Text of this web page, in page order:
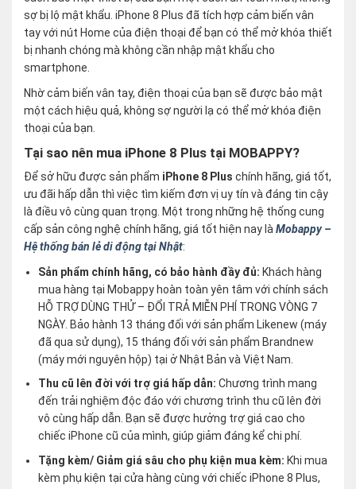
sợ bị lộ mật khẩu. iPhone 8 Plus đã tích hợp cảm biến vân
tay với nút Home của điện thoại để bạn có thể mở khóa thiết
bị nhanh chóng mà không cần nhập mật khẩu cho
smartphone.
Nhờ cảm biến vân tay, điện thoại của bạn sẽ được bảo mật
một cách hiệu quả, không sợ người lạ có thể mở khóa điện
thoại của bạn.
Tại sao nên mua iPhone 8 Plus tại MOBAPPY?
Để sở hữu được sản phẩm iPhone 8 Plus chính hãng, giá tốt,
ưu đãi hấp dẫn thì việc tìm kiếm đơn vị uy tín và đáng tin cậy
là điều vô cùng quan trọng. Một trong những hệ thống cung
cấp sản công nghệ chính hãng, giá tốt hiện nay là Mobappy –
Hệ thống bán lẻ di động tại Nhật:
Sản phẩm chính hãng, có bảo hành đầy đủ: Khách hàng
mua hàng tại Mobappy hoàn toàn yên tâm với chính sách
HỖ TRỢ DÙNG THỬ – ĐỔI TRẢ MIỄN PHÍ TRONG VÒNG 7
NGÀY. Bảo hành 13 tháng đối với sản phẩm Likenew (máy
đã qua sử dụng), 15 tháng đối với sản phẩm Brandnew
(máy mới nguyên hộp) tại ở Nhật Bản và Việt Nam.
Thu cũ lên đời với trợ giá hấp dẫn:Chương trình mang
đến trải nghiệm độc đáo với chương trình thu cũ lên đời
vô cùng hấp dẫn. Bạn sẽ được hưởng trợ giá cao cho
chiếc iPhone cũ của mình, giúp giảm đáng kể chi phí.
Tặng kèm/ Giảm giá sâu cho phụ kiện mua kèm: Khi mua
kèm phụ kiện tại cửa hàng cùng với chiếc iPhone 8 Plus,